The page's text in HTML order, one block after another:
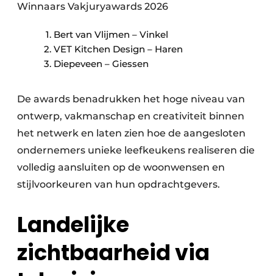
Winnaars Vakjuryawards 2026
Bert van Vlijmen – Vinkel
VET Kitchen Design – Haren
Diepeveen – Giessen
De awards benadrukken het hoge niveau van
ontwerp, vakmanschap en creativiteit binnen
het netwerk en laten zien hoe de aangesloten
ondernemers unieke leefkeukens realiseren die
volledig aansluiten op de woonwensen en
stijlvoorkeuren van hun opdrachtgevers.
Landelijke
zichtbaarheid via